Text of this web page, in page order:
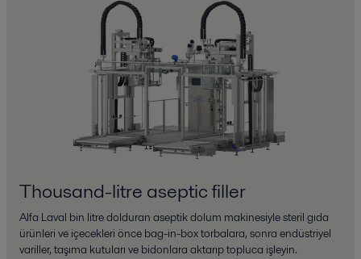
Thousand-litre aseptic filler
Alfa Laval bin litre dolduran aseptik dolum makinesiyle steril gıda
ürünleri ve içecekleri önce bag-in-box torbalara, sonra endüstriyel
variller, taşıma kutuları ve bidonlara aktarıp topluca işleyin.